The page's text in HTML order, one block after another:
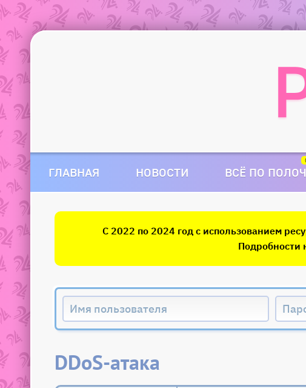
ГЛАВНАЯ НОВОСТИ ВСЁ ПО
С 2022 по 2024 год с использованием
Подробности
DDoS-атака